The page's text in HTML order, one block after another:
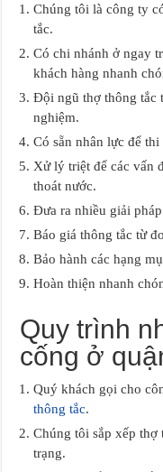
Chúng tôi là công ty
tắc.
Có chi nhánh ở ngay
khách hàng nhanh
Đội ngũ thợ thông tắc
nghiệm.
Có sẵn nhân lực để
Xử lý triệt để các vấn
thoát nước.
Đưa ra nhiều giải
Báo giá thông tắc từ
Bảo hành các hạng
Hoàn thiện nhanh
Quy trình
cống ở
Quý khách gọi cho
thông tắc.
Chúng tôi sắp xếp
trạng.